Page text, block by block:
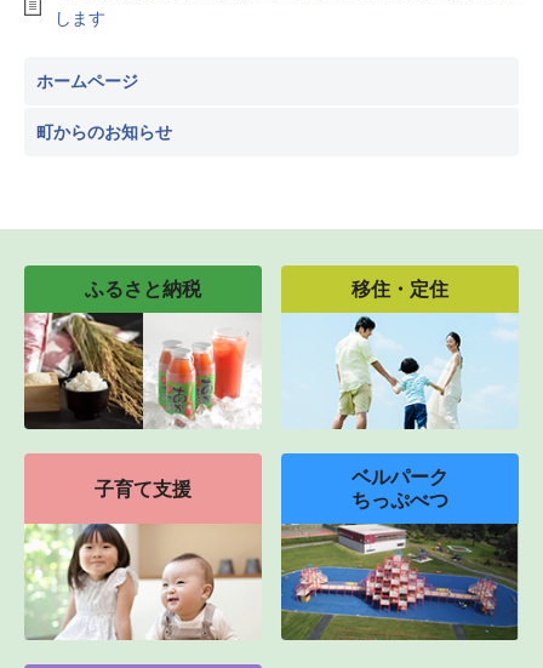
します
ホームページ
町からのお知らせ
ふるさと納税 移住・定住
子育て支援
ベルパーク
ちっぷべつ